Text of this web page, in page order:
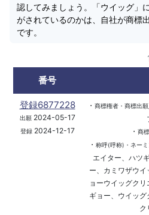
認してみましょう。「ウイッグ」
がされているのかは、自社が商標
です。
番号
登録6877228
出願2024-05-17
登録2024-12-17
・ 商標権者・商標出願
・ 商
・ 称呼(呼称)・ネー
エイター、ハツ
ー、カミワザウ
ョーウイッグク
ギョー、ウイッグ
ク